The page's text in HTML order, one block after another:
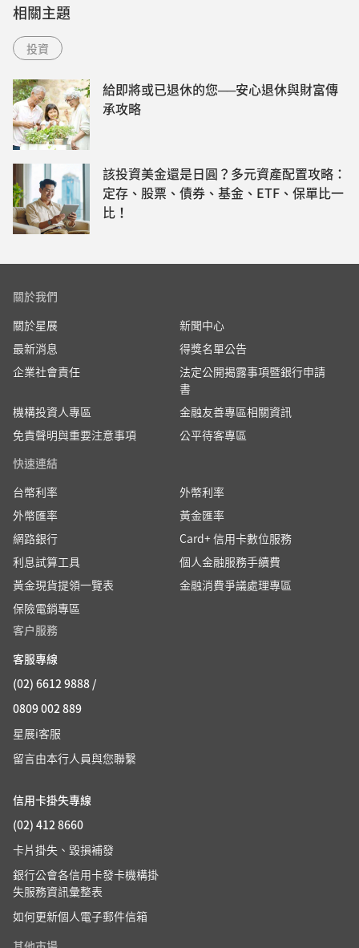
相關主題
投資
給即將或已退休的您──安心退休與財富傳
承攻略
該投資美金還是日圓？多元資產配置攻略：
定存、股票、債券、基金、ETF、保單比一
比！
關於我們
關於星展
新聞中心
最新消息
得獎名單公告
企業社會責任
法定公開揭露事項暨銀行申請
書
機構投資人專區
金融友善專區相關資訊
免責聲明與重要注意事項
公平待客專區
快速連結
台幣利率
外幣利率
外幣匯率
黃金匯率
網路銀行
Card+ 信用卡數位服務
利息試算工具
個人金融服務手續費
黃金現貨提領一覽表
金融消費爭議處理專區
保險電銷專區
客户服務
客服專線
(02) 6612 9888 /
0809 002 889
星展i客服
留言由本行人員與您聯繫
信用卡掛失專線
(02) 412 8660
卡片掛失、毀損補發
銀行公會各信用卡發卡機構掛
失服務資訊彙整表
如何更新個人電子郵件信箱